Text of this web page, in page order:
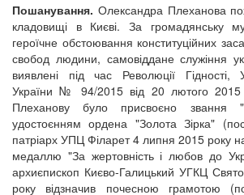
Пошанування. Олександра Плеханова
кладовищі в Києві. За громадянську
героїчне обстоювання конституційних
свобод людини, самовіддане служіння
виявлені під час Революції Гідності,
України № 94/2015 від 20 лютого 2015
Плеханову було присвоєно звання
удостоєнням ордена "Золота Зірка"
патріарх УПЦ Філарет 4 липня 2015 року
медаллю "За жертовність і любов до
архиєпископ Києво-Галицький УГКЦ
року відзначив почесною грамотою